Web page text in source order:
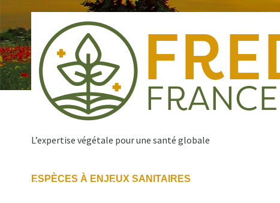
contenu
principal
L’expertise végétale pour une santé globale
Qui sommes nous ? Nos missions
ESPÈCES À ENJEUX SANITAIRES